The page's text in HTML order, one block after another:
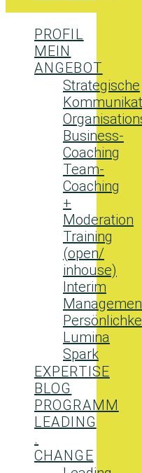
PROFIL
MEIN
ANGEBOT
Strategische
Business-
Coaching
Team-
Coaching
+
Moderation
Training
(open/
inhouse)
Interim
Lumina
Spark
EXPERTISE
BLOG
PROGRAMM
LEADING
.
CHANGE